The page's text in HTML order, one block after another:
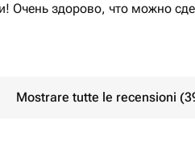
Очень здорово, что можно
Mostrare tutte le recensioni